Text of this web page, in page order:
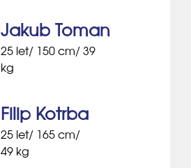
Jakub Toman
25 let/ 150 cm/ 39
kg
Filip Kotrba
25 let/ 165 cm/
49 kg